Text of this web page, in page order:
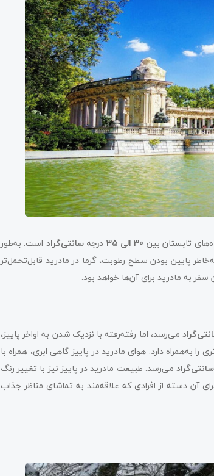
تابستان بین 30 الی 35 درجه سانتی‌گراد
است. به‌طور
پایین بودن سطح رطوبت، گرما در مادرید قابل‌تحمل‌تر
به مادرید برای آن‌ها خواهد بود.
می‌رسد، اما رفته‌رفته با نزدیک شدن به اواخر پاییز،
به‌همراه دارد. هوای مادرید در پاییز گاهی ابری، همراه با
می‌رسد. طبیعت مادرید در پاییز نیز با تغییر رنگ
آن دسته از افرادی که علاقه‌مند به تماشای مناظر جذاب